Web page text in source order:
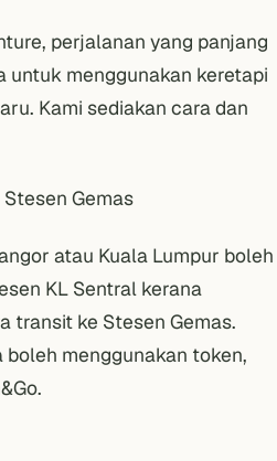
perjalanan yang panjang
untuk menggunakan keretapi
Kami sediakan cara dan
Gemas
atau Kuala Lumpur boleh
KL Sentral kerana
transit ke Stesen Gemas.
menggunakan token,